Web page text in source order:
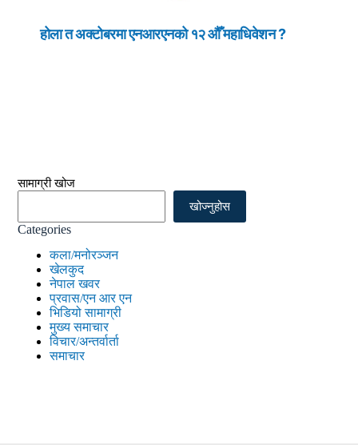
होला त अक्टोबरमा एनआरएनको १२ औँ महाधिवेशन ?
सामाग्री खोज
खोज्नुहोस
Categories
कला/मनोरञ्जन
खेलकुद
नेपाल खवर
प्रवास/एन आर एन
भिडियो सामाग्री
मुख्य समाचार
विचार/अन्तर्वार्ता
समाचार